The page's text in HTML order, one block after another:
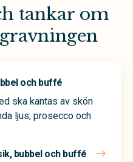
tankar om
och buffé
ska kantas av skön
ljus, prosecco och
bubbel och buffé